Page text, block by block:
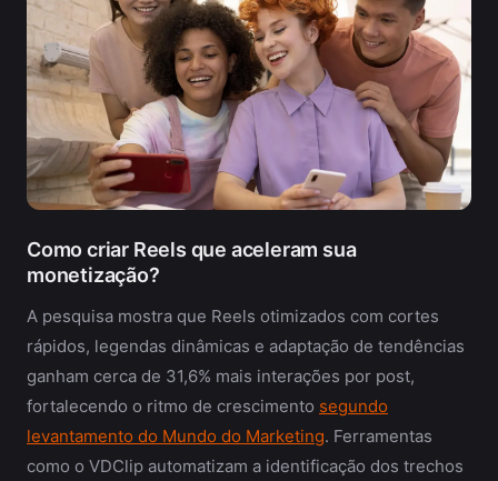
Como criar Reels que aceleram sua
monetização?
A pesquisa mostra que Reels otimizados com cortes
rápidos, legendas dinâmicas e adaptação de tendências
ganham cerca de 31,6% mais interações por post,
fortalecendo o ritmo de crescimento segundo
levantamento do Mundo do Marketing. Ferramentas
como o VDClip automatizam a identificação dos trechos